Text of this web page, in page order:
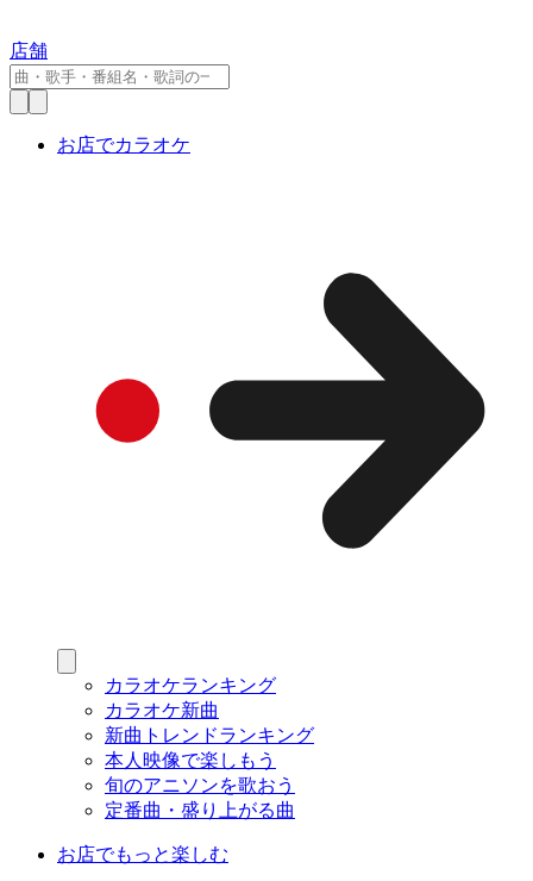
店舗
お店でカラオケ
カラオケランキング
カラオケ新曲
新曲トレンドランキング
本人映像で楽しもう
旬のアニソンを歌おう
定番曲・盛り上がる曲
お店でもっと楽しむ